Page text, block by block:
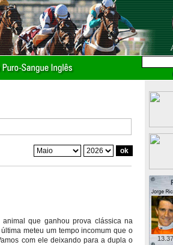
que ganhou prova clássica na
meteu um tempo incomum que o
com ele deixando para a dupla o